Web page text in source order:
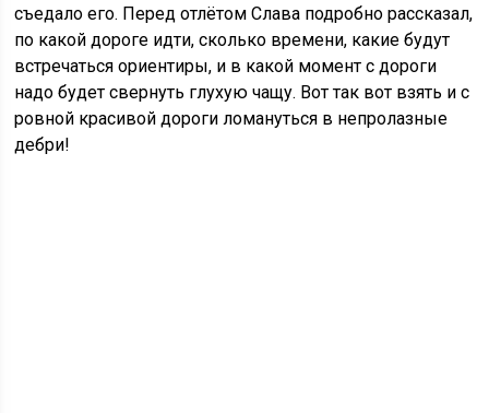
съедало его. Перед отлётом Слава подробно рассказал,
по какой дороге идти, сколько времени, какие будут
встречаться ориентиры, и в какой момент с дороги
надо будет свернуть глухую чащу. Вот так вот взять и с
ровной красивой дороги ломануться в непролазные
дебри!